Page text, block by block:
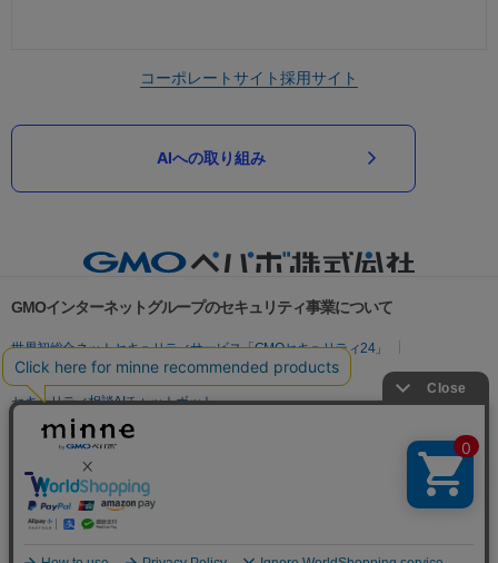
コーポレートサイト採用サイト
AIへの取り組み
GMOインターネットグループのセキュリティ事業について
世界初総合ネットセキュリティサービス「GMOセキュリティ24」
パスワード漏洩診断
Webサイトリスク診断
セキュリティ相談AIチャットボット
実在証明・盗聴対策
サイバー攻撃対策（GMO Flatt Security）
セキュリティ事業の軌跡